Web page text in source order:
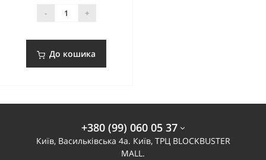
- +
До кошика
+380 (99) 060 05 37
Київ, Васильківська 4а. Київ, ТРЦ BLOCKBUSTER
MALL.